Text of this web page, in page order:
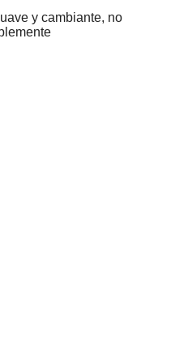
y cambiante, no